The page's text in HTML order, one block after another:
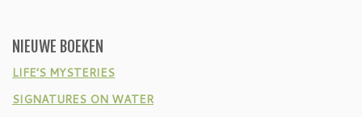
NIEUWE BOEKEN
LIFE’S MYSTERIES
SIGNATURES ON WATER